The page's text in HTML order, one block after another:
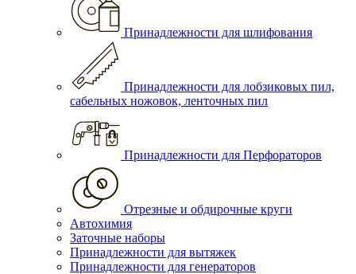
Принадлежности для шлифования
Принадлежности для лобзиковых пил,
сабельных ножовок, ленточных пил
Принадлежности для Перфораторов
Отрезные и обдирочные круги
Автохимия
Заточные наборы
Принадлежности для вытяжек
Принадлежности для генераторов